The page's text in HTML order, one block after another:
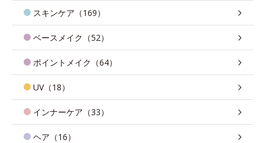
スキンケア（169）
ベースメイク（52）
ポイントメイク（64）
UV（18）
インナーケア（33）
ヘア（16）